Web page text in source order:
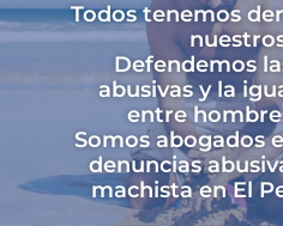
Todos tenemos
Defendemos
abusivas y la
entre
Somos abogados
denuncias
machista en El